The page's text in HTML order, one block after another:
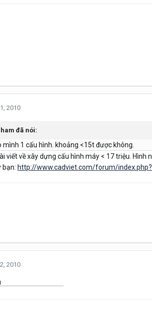
2010
đã nói:
mình 1 cấu hình. khoảng <15t được không.
viết về xây dựng cấu hình máy < 17 triệu.
bạn: http://www.cadviet.com/forum/
2010